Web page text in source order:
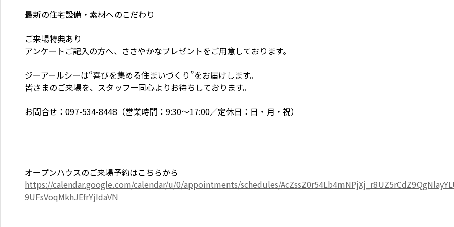
最新の住宅設備・素材へのこだわり
ご来場特典あり
アンケートご記入の方へ、ささやかなプレゼントをご用意しております。
ジーアールシーは“喜びを集める住まいづくり”をお届けします。
皆さまのご来場を、スタッフ一同心よりお待ちしております。
お問合せ：097-534-8448（営業時間：9:30～17:00／定休日：日・月・祝）
https://calendar.google.com/calendar/u/0/appointments/schedules/
9UFsVoqMkhJEfrYjIdaVN